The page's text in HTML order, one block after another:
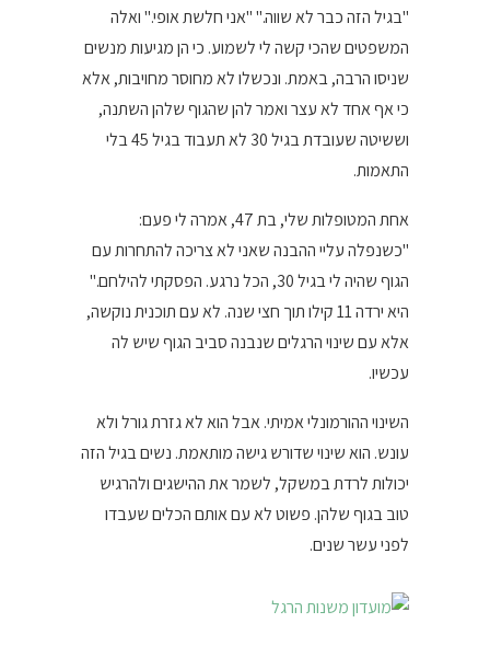
"בגיל הזה כבר לא שווה." "אני חלשת אופי." ואלה
המשפטים שהכי קשה לי לשמוע. כי הן מגיעות מנשים
שניסו הרבה, באמת. ונכשלו לא מחוסר מחויבות, אלא
כי אף אחד לא עצר ואמר להן שהגוף שלהן השתנה,
וששיטה שעובדת בגיל 30 לא תעבוד בגיל 45 בלי
התאמות.
אחת המטופלות שלי, בת 47, אמרה לי פעם:
"כשנפלה עליי ההבנה שאני לא צריכה להתחרות עם
הגוף שהיה לי בגיל 30, הכל נרגע. הפסקתי להילחם."
היא ירדה 11 קילו תוך חצי שנה. לא עם תוכנית נוקשה,
אלא עם שינוי הרגלים שנבנה סביב הגוף שיש לה
עכשיו.
השינוי ההורמונלי אמיתי. אבל הוא לא גזרת גורל ולא
עונש. הוא שינוי שדורש גישה מותאמת. נשים בגיל הזה
יכולות לרדת במשקל, לשמר את ההישגים ולהרגיש
טוב בגוף שלהן. פשוט לא עם אותם הכלים שעבדו
לפני עשר שנים.